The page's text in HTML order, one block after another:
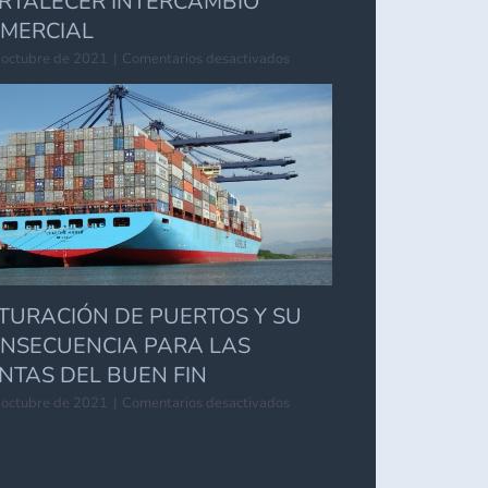
de 2021 | Comentarios desactivados
Y
COREA
BUSCAN
FORTALECER
INTERCAMBIO
COMERCIAL
DE PUERTOS Y SU
PARA LAS
DEL BUEN FIN
de 2021 | Comentarios desactivados